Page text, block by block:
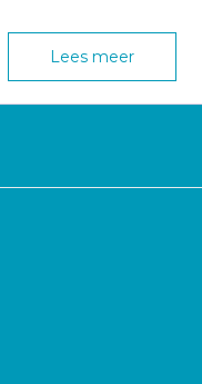
Lees meer